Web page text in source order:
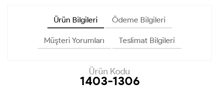
Ürün Bilgileri Ödeme Bilgileri
Müşteri Yorumları Teslimat Bilgileri
Ürün Kodu
1403-1306